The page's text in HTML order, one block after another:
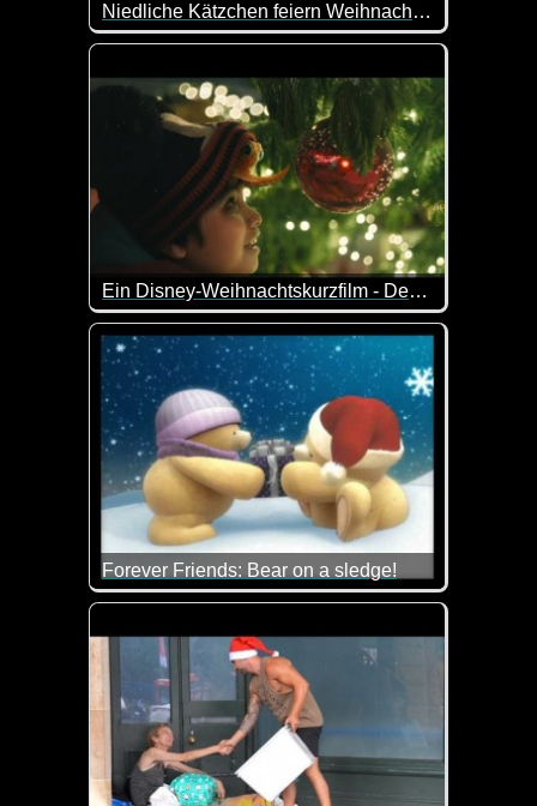
Niedliche Kätzchen feiern Weihnachten
Dieses Video ist was für Katzen-Liebhaber. Hier
Ein Disney-Weihnachtskurzfilm - Der Junge und der Oktopus
Ein lieb gemachter Disney-Kurzfilm über die
Forever Friends: Bear on a sledge!
Fröhliche Weihnachtsstimmung mit den niedlichen